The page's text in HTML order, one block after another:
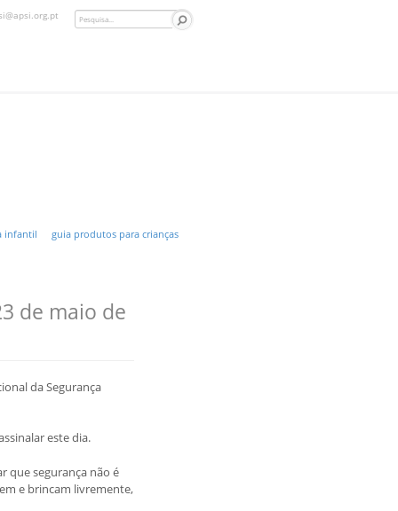
infantil guia produtos para crianças
de maio de
da Segurança
este dia.
que segurança não é
e brincam livremente,